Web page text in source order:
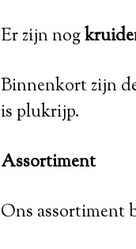
Er zijn nog
Binnenkort zijn
is plukrijp.
Assortiment
Ons assortiment